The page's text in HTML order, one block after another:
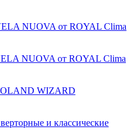
NUOVA от ROYAL Clima
NUOVA от ROYAL Clima
WIZARD
и классические